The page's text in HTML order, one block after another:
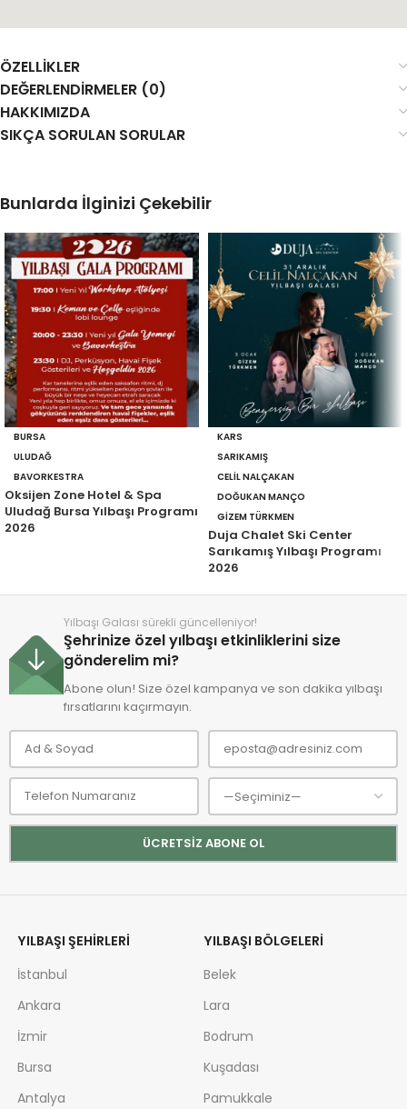
ÖZELLIKLER
DEĞERLENDIRMELER (0)
HAKKIMIZDA
SIKÇA SORULAN SORULAR
Bunlarda İlginizi Çekebilir
BURSA
ULUDAĞ
BAVORKESTRA
Oksijen Zone Hotel & Spa
Uludağ Bursa Yılbaşı Programı
2026
KARS
SARIKAMIŞ
CELIL NALÇAKAN
DOĞUKAN MANÇO
GIZEM TÜRKMEN
Duja Chalet Ski Center
Sarıkamış Yılbaşı Programı
2026
Yılbaşı Galası sürekli güncelleniyor!
Şehrinize özel yılbaşı etkinliklerini size
gönderelim mi?
Abone olun! Size özel kampanya ve son dakika yılbaşı
fırsatlarını kaçırmayın.
YILBAŞI ŞEHIRLERI
İstanbul
Ankara
İzmir
Bursa
Antalya
YILBAŞI BÖLGELERI
Belek
Lara
Bodrum
Kuşadası
Pamukkale